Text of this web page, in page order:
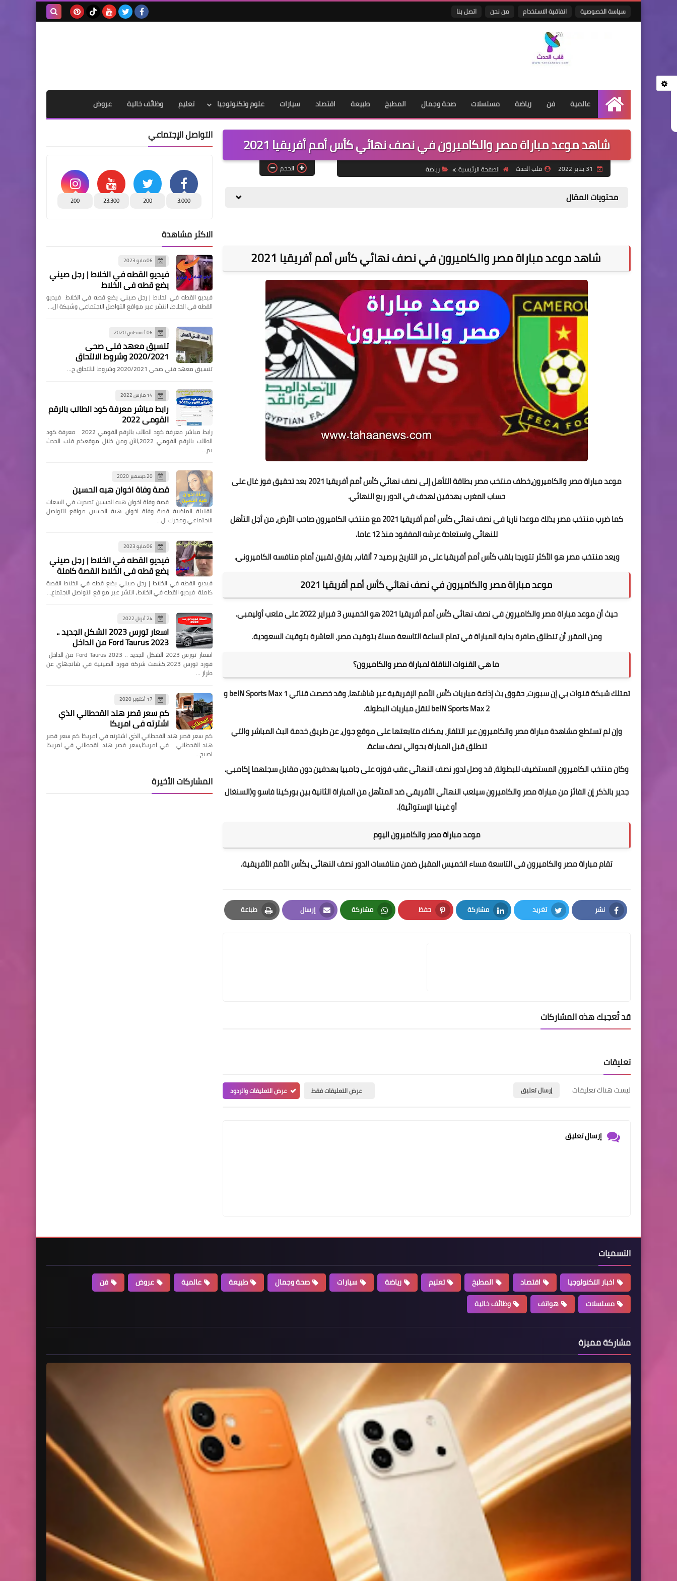
سياسة الخصوصية اتفاقية الاستخدام من نحن اتصل بنا
الرئيسية
عالمية فن رياضة مسلسلات صحة وجمال المطبخ طبيعة اقتصاد سيارات علوم وتكنولوجيا تعليم وظائف خالية عروض
شاهد موعد مباراة مصر والكاميرون في نصف نهائي كأس أمم أفريقيا 2021
قلب الحدث الصفحة الرئيسية رياضة الحجم
محتويات المقال
شاهد موعد مباراة مصر والكاميرون في نصف نهائي كأس أمم أفريقيا 2021
موعد مباراة مصر والكاميرون،خطف منتخب مصر بطاقة التأهل إلى نصف نهائي كأس أمم أفريقيا 2021 بعد تحقيق فوز غال على
حساب المغرب بهدفين لهدف في الدور ربع النهائي.
كما ضرب منتخب مصر بذلك موعدا ناريا في نصف نهائي كأس أمم أفريقيا 2021 مع منتخب الكاميرون صاحب الأرض، من أجل التأهل
للنهائي واستعادة عرشه المفقود منذ 12 عاما.
ويعد منتخب مصر هو الأكثر تتويجا بلقب كأس أمم أفريقيا على مر التاريخ برصيد 7 ألقاب، بفارق لقبين أمام منافسه الكاميروني.
موعد مباراة مصر والكاميرون في نصف نهائي كأس أمم أفريقيا 2021
حيث أن موعد مباراة مصر والكاميرون في نصف نهائي كأس أمم أفريقيا 2021 هو الخميس 3 فبراير 2022 على ملعب أوليمبي.
ومن المقرر أن تنطلق صافرة بداية المباراة في تمام الساعة التاسعة مساءً بتوقيت مصر، العاشرة بتوقيت السعودية.
ما هي القنوات الناقلة لمباراة مصر والكاميرون؟
تمتلك شبكة قنوات بي إن سبورت، حقوق بث إذاعة مباريات كأس الأمم الإفريقية عبر شاشتها، وقد خصصت قناتي beIN Sports Max 1 و
beIN Sports Max 2 لنقل مباريات البطولة.
وإن لم تستطع مشاهدة مباراة مصر والكاميرون عبر التلفاز، يمكنك متابعتها على موقع جول، عن طريق خدمة البث المباشر والتي
تنطلق قبل المباراة بحوالي نصف ساعة.
وكان منتخب الكاميرون المستضيف للبطولة، قد وصل لدور نصف النهائي عقب فوزه على جامبيا بهدفين دون مقابل سجلهما إكامبي.
جدير بالذكر إن الفائز من مباراة مصر والكاميرون سيلعب النهائي الأفريقي ضد المتأهل من المباراة الثانية بين بوركينا فاسو و(السنغال
أو غينيا الإستوائية).
موعد مباراة مصر والكاميرون اليوم
تقام مباراة مصر والكاميرون فى التاسعة مساء الخميس المقبل ضمن منافسات الدور نصف النهائي بكأس الأمم الأفريقية.
نشر
Facebook
تغريد
Twitter
مشاركة
LinkedIn
حفظ
Pinterest
مشاركة
Whatsapp
إرسال
Email
طباعة
Print
قد تُعجبك هذه المشاركات
تعليقات
ليست هناك تعليقات إرسال تعليق عرض التعليقات فقط عرض التعليقات والردود
إرسال تعليق
التواصل الإجتماعي
3,000
200
23,300
200
الاكثر مشاهدة
06 مايو 2023
فيديو القطه في الخلاط | رجل صيني
يضع قطه في الخلاط
فيديو القطه في الخلاط | رجل صيني يضع قطه في الخلاط فيديو
القطه في الخلاط، انتشر عبر مواقع التواصل الاجتماعي وشبكة ال…
06 أغسطس 2020
تنسيق معهد فنى صحى
2020/2021 وشروط الالتحاق
تنسيق معهد فنى صحى 2020/2021 وشروط الالتحاق ح…
14 مارس 2022
رابط مباشر معرفة كود الطالب بالرقم
القومي 2022
رابط مباشر معرفة كود الطالب بالرقم القومي 2022 معرفة كود
الطالب بالرقم القومي 2022،الآن ومن خلال موقعكم قلب الحدث
يم…
20 ديسمبر 2020
قصة وفاة اخوان هبه الحسين
قصة وفاة اخوان هبه الحسين تصدرت في السعات
القليلة الماضية قصة وفاة اخوان هبة الحسين مواقع التواصل
الاجتماعي ومحرك ال…
06 مايو 2023
فيديو القطه في الخلاط | رجل صيني
يضع قطه في الخلاط القصة كاملة
فيديو القطه في الخلاط | رجل صيني يضع قطه في الخلاط القصة
كاملة فيديو القطه في الخلاط، انتشر عبر مواقع التواصل الاجتماع…
24 أبريل 2022
اسعار تورس 2023 الشكل الجديد ..
Ford Taurus 2023 من الداخل
اسعار تورس 2023 الشكل الجديد .. Ford Taurus 2023 من الداخل
فورد تورس 2023،كشفت شركة فورد الصينية في شانجهاي عن
طراز …
17 أكتوبر 2020
كم سعر قصر هند القحطاني الذي
اشترته في امريكا
كم سعر قصر هند القحطاني الذي اشترته في امريكا كم سعر قصر
هند القحطاني في امريكا,سعر قصر هند القحطاني في امريكا
اصبح…
المشاركات الأخيرة
التسميات
اخبار التكنولوجيا اقتصاد المطبخ تعليم رياضة سيارات صحة وجمال طبيعة عالمية عروض
فن
مسلسلات
هواتف وظائف خالية
مشاركة مميزة